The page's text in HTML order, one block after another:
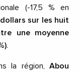
(-17,5 % en
sur les huit
une moyenne
.
la région, Abou